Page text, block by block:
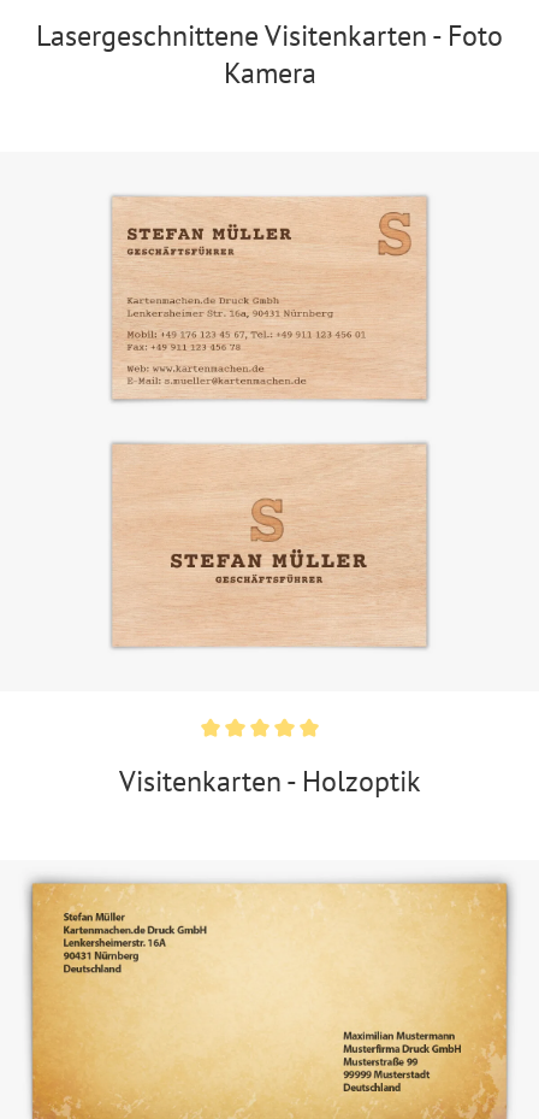
Lasergeschnittene Visitenkarten - Foto
Kamera
Visitenkarten - Holzoptik